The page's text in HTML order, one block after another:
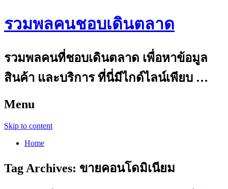
รวมพลคนชอบเดินตลาด
รวมพลคนที่ชอบเดินตลาด เพื่อหาข้อมูล
สินค้า และบริการ ที่นี่มีไกด์ไลน์เพียบ …
Menu
Skip to content
Home
Tag Archives: ขายคอนโดมิเนียม